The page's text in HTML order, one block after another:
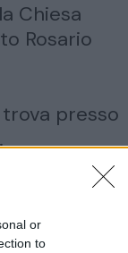
or
to
Chiesa
Rosario
presso
cerimonia.